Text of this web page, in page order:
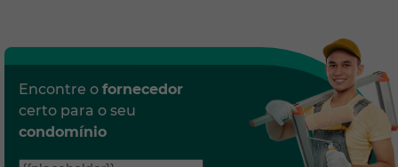
Encontre o fornecedor
certo para o seu
condomínio